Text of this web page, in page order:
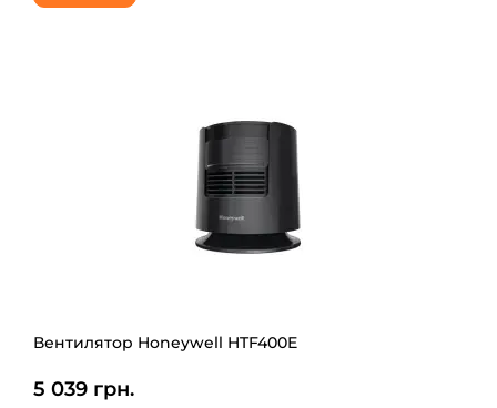
Вентилятор Honeywell HTF400E
5 039 грн.